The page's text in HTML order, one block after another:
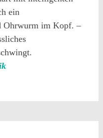
ein
Ohrwurm im Kopf. –